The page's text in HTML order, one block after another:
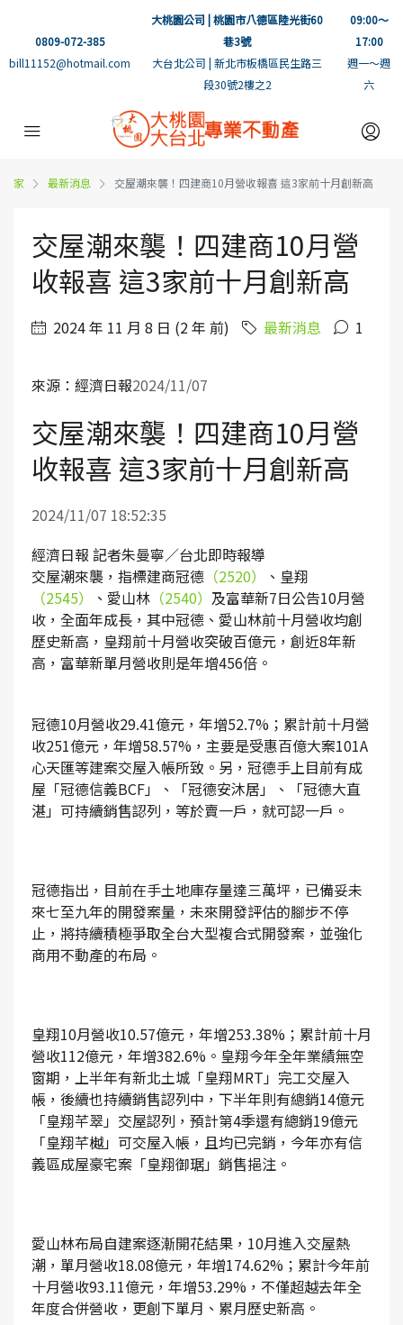
0809-072-385
bill11152@hotmail.com
大桃園公司 | 桃園市八德區陸光街60
巷3號
大台北公司 | 新北市板橋區民生路三
段30號2樓之2
09:00～
17:00
週一～週
六
家 最新消息 交屋潮來襲！四建商10月營收報喜 這3家前十月創新高
交屋潮來襲！四建商10月營
收報喜 這3家前十月創新高
2024 年 11 月 8 日 (2 年 前) 最新消息 1
來源：經濟日報2024/11/07
交屋潮來襲！四建商10月營
收報喜 這3家前十月創新高
2024/11/07 18:52:35
經濟日報 記者朱曼寧／台北即時報導
交屋潮來襲，指標建商冠德 （2520）
、皇翔
（2545）
、愛山林 （2540） 及富華新7日公告10月營
收，全面年成長，其中冠德、愛山林前十月營收均創
歷史新高，皇翔前十月營收突破百億元，創近8年新
高，富華新單月營收則是年增456倍。
冠德10月營收29.41億元，年增52.7%；累計前十月營
收251億元，年增58.57%，主要是受惠百億大案101A
心天匯等建案交屋入帳所致。另，冠德手上目前有成
屋「冠德信義BCF」、「冠德安沐居」、「冠德大直
湛」可持續銷售認列，等於賣一戶，就可認一戶。
冠德指出，目前在手土地庫存量達三萬坪，已備妥未
來七至九年的開發案量，未來開發評估的腳步不停
止，將持續積極爭取全台大型複合式開發案，並強化
商用不動產的布局。
皇翔10月營收10.57億元，年增253.38%；累計前十月
營收112億元，年增382.6%。皇翔今年全年業績無空
窗期，上半年有新北土城「皇翔MRT」完工交屋入
帳，後續也持續銷售認列中，下半年則有總銷14億元
「皇翔芊翠」交屋認列，預計第4季還有總銷19億元
「皇翔芊樾」可交屋入帳，且均已完銷，今年亦有信
義區成屋豪宅案「皇翔御琚」銷售挹注。
愛山林布局自建案逐漸開花結果，10月進入交屋熱
潮，單月營收18.08億元，年增174.62%；累計今年前
十月營收93.11億元，年增53.29%，不僅超越去年全
年度合併營收，更創下單月、累月歷史新高。